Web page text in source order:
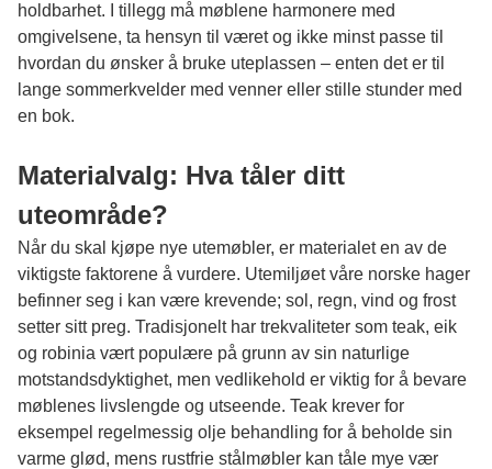
holdbarhet. I tillegg må møblene harmonere med
omgivelsene, ta hensyn til været og ikke minst passe til
hvordan du ønsker å bruke uteplassen – enten det er til
lange sommerkvelder med venner eller stille stunder med
en bok.
Materialvalg: Hva tåler ditt
uteområde?
Når du skal kjøpe nye utemøbler, er materialet en av de
viktigste faktorene å vurdere. Utemiljøet våre norske hager
befinner seg i kan være krevende; sol, regn, vind og frost
setter sitt preg. Tradisjonelt har trekvaliteter som teak, eik
og robinia vært populære på grunn av sin naturlige
motstandsdyktighet, men vedlikehold er viktig for å bevare
møblenes livslengde og utseende. Teak krever for
eksempel regelmessig olje behandling for å beholde sin
varme glød, mens rustfrie stålmøbler kan tåle mye vær